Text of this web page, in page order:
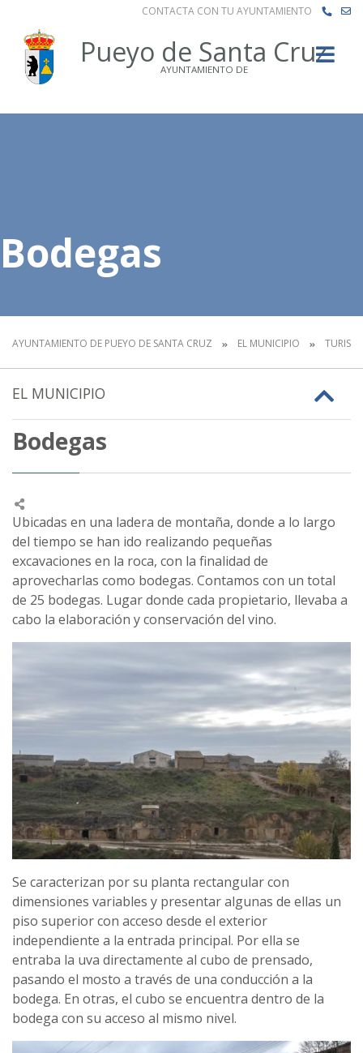
CONTACTA CON TU AYUNTAMIENTO
Pueyo de Santa Cruz
AYUNTAMIENTO DE
Bodegas
AYUNTAMIENTO DE PUEYO DE SANTA CRUZ EL MUNICIPIO
EL MUNICIPIO
Bodegas
Ubicadas en una ladera de montaña, donde a lo largo
del tiempo se han ido realizando pequeñas
excavaciones en la roca, con la finalidad de
aprovecharlas como bodegas. Contamos con un total
de 25 bodegas. Lugar donde cada propietario, llevaba a
cabo la elaboración y conservación del vino.
Se caracterizan por su planta rectangular con
dimensiones variables y presentar algunas de ellas un
piso superior con acceso desde el exterior
independiente a la entrada principal. Por ella se
entraba la uva directamente al cubo de prensado,
pasando el mosto a través de una conducción a la
bodega. En otras, el cubo se encuentra dentro de la
bodega con su acceso al mismo nivel.